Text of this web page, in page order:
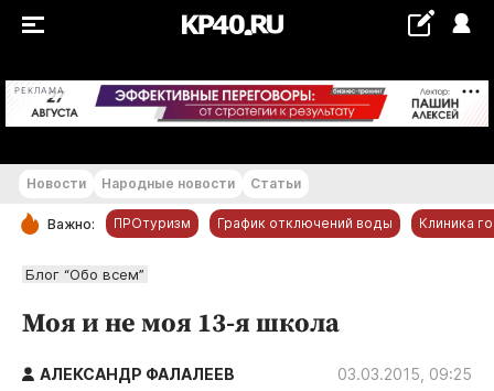
РЕКЛАМА +18...+19 °С
РУБРИКИ
Статьи
Новости Народные новости Статьи
Важно: ПРОтуризм График отключений воды Клиника
Блог “Обо всем”
Моя и не моя 13-я школа
АЛЕКСАНДР ФАЛАЛЕЕВ 03.03.2015, 09:25